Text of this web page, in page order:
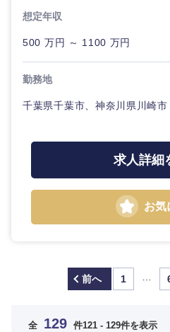
想定年収
500 万円 ～ 1100 万円
勤務地
千葉県千葉市、神奈川県川崎市
求人詳細
お気
前へ 1
全 129 件121 - 129件を表示